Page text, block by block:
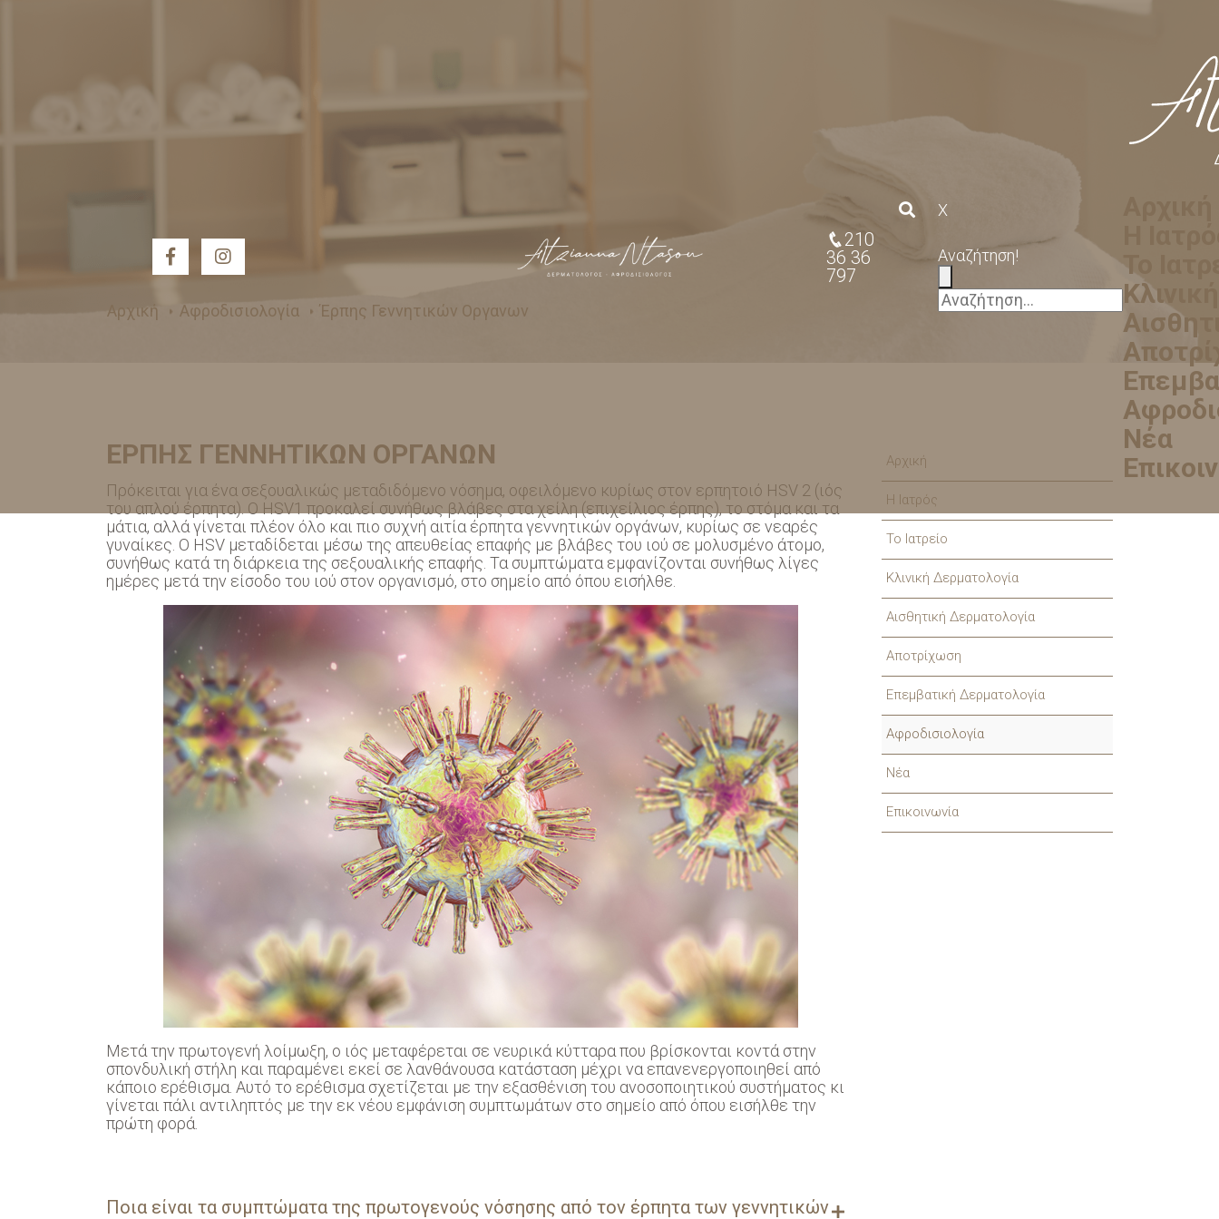
210
36 36
797
X
Αναζήτηση!
Το
Νέα
Αρχική Αφροδισιολογία Έρπης Γεννητικών Οργανων
ΕΡΠΗΣ ΓΕΝΝΗΤΙΚΩΝ ΟΡΓΑΝΩΝ
Πρόκειται για ένα σεξουαλικώς μεταδιδόμενο νόσημα, οφειλόμενο κυρίως στον ερπητοιό HSV 2 (ιός
του απλού έρπητα). Ο HSV1 προκαλεί συνήθως βλάβες στα χείλη (επιχείλιος έρπης), το στόμα και τα
μάτια, αλλά γίνεται πλέον όλο και πιο συχνή αιτία έρπητα γεννητικών οργάνων, κυρίως σε νεαρές
γυναίκες. Ο HSV μεταδίδεται μέσω της απευθείας επαφής με βλάβες του ιού σε μολυσμένο άτομο,
συνήθως κατά τη διάρκεια της σεξουαλικής επαφής. Τα συμπτώματα εμφανίζονται συνήθως λίγες
ημέρες μετά την είσοδο του ιού στον οργανισμό, στο σημείο από όπου εισήλθε.
Μετά την πρωτογενή λοίμωξη, ο ιός μεταφέρεται σε νευρικά κύτταρα που βρίσκονται κοντά στην
σπονδυλική στήλη και παραμένει εκεί σε λανθάνουσα κατάσταση μέχρι να επανενεργοποιηθεί από
κάποιο ερέθισμα. Αυτό το ερέθισμα σχετίζεται με την εξασθένιση του ανοσοποιητικού συστήματος κι
γίνεται πάλι αντιληπτός με την εκ νέου εμφάνιση συμπτωμάτων στο σημείο από όπου εισήλθε την
πρώτη φορά.
Ποια είναι τα συμπτώματα της πρωτογενούς νόσησης από τον έρπητα των γεννητικών
Αρχική
Η Ιατρός
Το Ιατρείο
Κλινική Δερματολογία
Αισθητική Δερματολογία
Αποτρίχωση
Επεμβατική Δερματολογία
Αφροδισιολογία
Νέα
Επικοινωνία